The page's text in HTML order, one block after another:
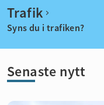
Trafik
Syns du i trafiken?
Senaste nytt